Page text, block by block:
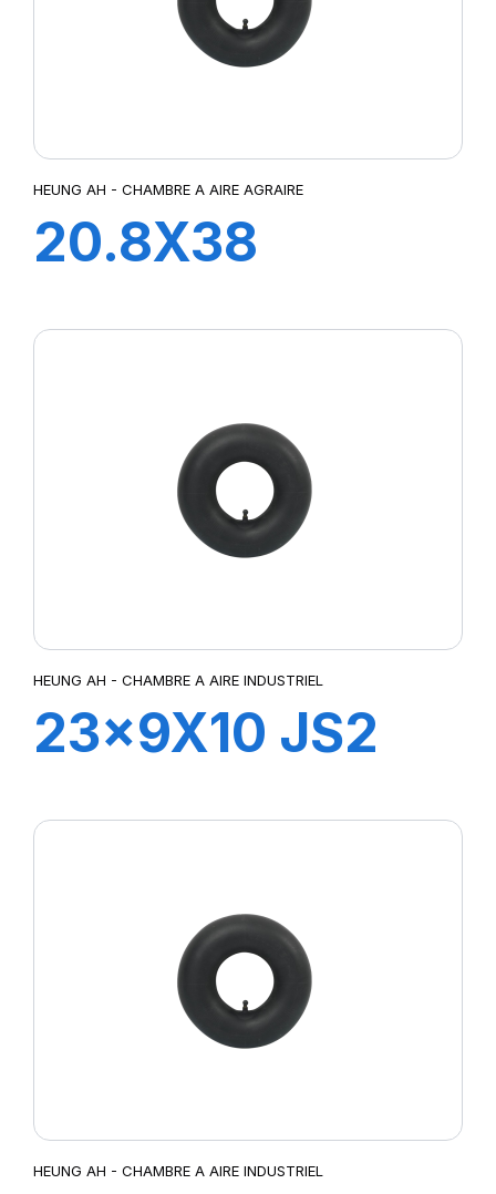
HEUNG AH - CHAMBRE A AIRE AGRAIRE
20.8X38
HEUNG AH - CHAMBRE A AIRE INDUSTRIEL
23x9X10 JS2
HEUNG AH - CHAMBRE A AIRE INDUSTRIEL